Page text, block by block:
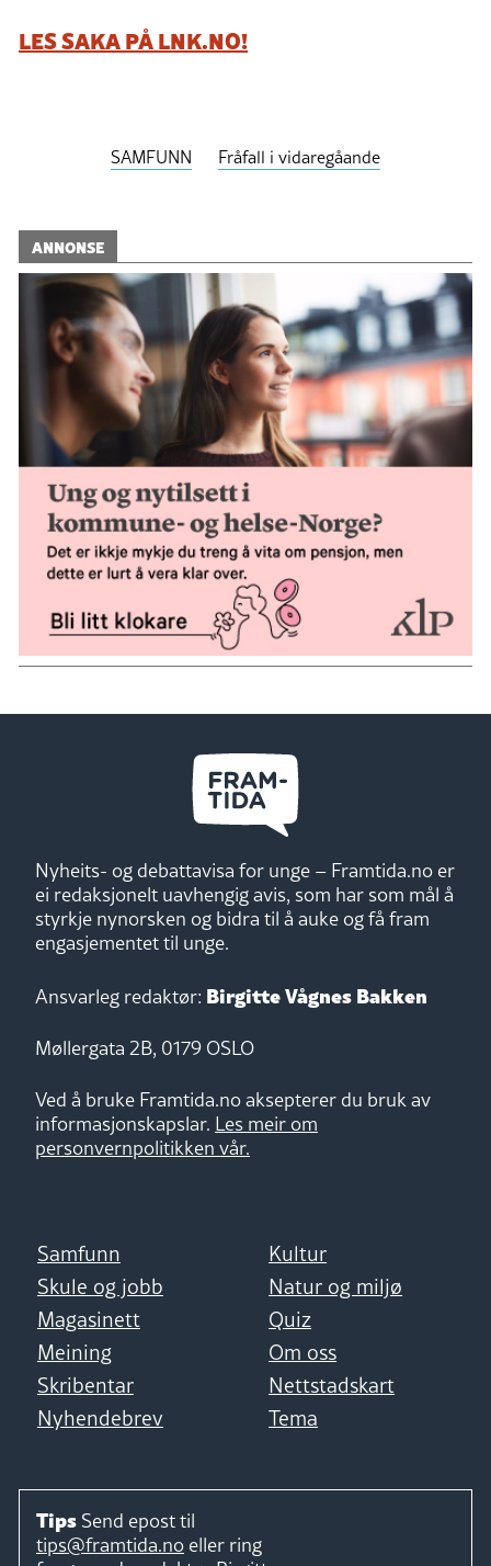
LES SAKA PÅ LNK.NO!
SAMFUNN Fråfall i vidaregåande
ANNONSE
Nyheits- og debattavisa for unge – Framtida.no er
ei redaksjonelt uavhengig avis, som har som mål å
styrkje nynorsken og bidra til å auke og få fram
engasjementet til unge.
Ansvarleg redaktør: Birgitte Vågnes Bakken
Møllergata 2B, 0179 OSLO
Ved å bruke Framtida.no aksepterer du bruk av
informasjonskapslar. Les meir om
personvernpolitikken vår.
Samfunn
Kultur
Skule og jobb
Natur og miljø
Magasinett
Quiz
Meining
Om oss
Skribentar
Nettstadskart
Nyhendebrev
Tema
Tips Send epost til
tips@framtida.no eller ring